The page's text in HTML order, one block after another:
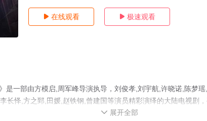
 在线观看  极速观看
是一部由方模启,周军峰导演执导，刘俊孝,刘宇航,许晓诺,陈梦
长怿,方之郅,田媛,赵铁钢,曾建国等演员精彩演绎的大陆电视剧
息可移步至豆瓣电视剧、电视猫或剧情网等平台了解。
 展开全部